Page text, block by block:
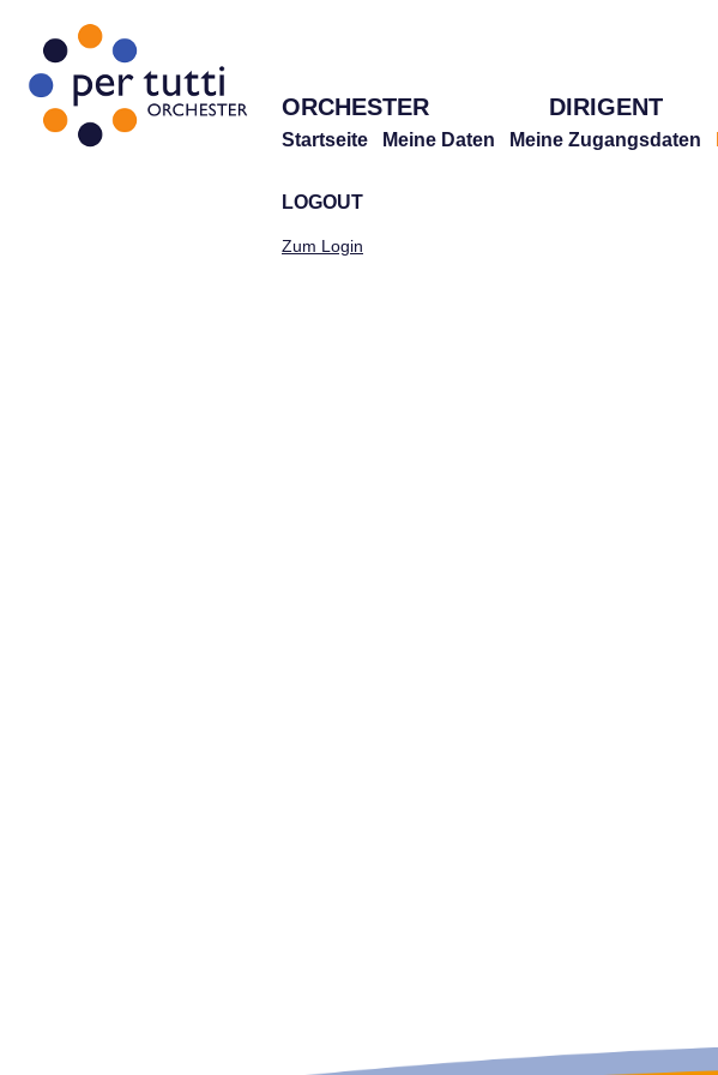
ORCHESTER DIRIGENT
Startseite Meine Daten Meine Zugangsdaten
LOGOUT
Zum Login